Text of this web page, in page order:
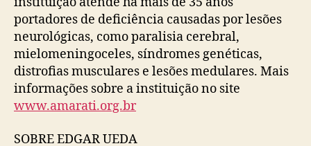
portadores de deficiência causadas por lesões
neurológicas, como paralisia cerebral,
mielomeningoceles, síndromes genéticas,
distrofias musculares e lesões medulares. Mais
informações sobre a instituição no site
www.amarati.org.br
SOBRE EDGAR UEDA